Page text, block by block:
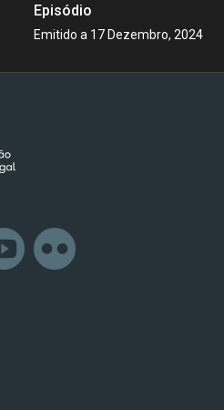
Episódio
Emitido a 17 Dezembro, 2024